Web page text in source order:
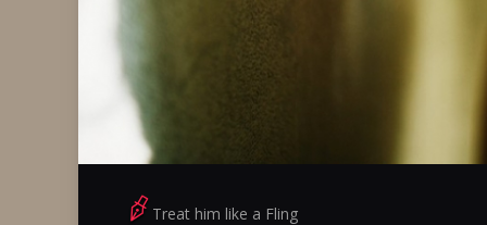
Treat him like a Fling